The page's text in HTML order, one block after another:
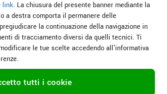
link. La chiusura del presente banner mediante la
a destra comporta il permanere delle
la continuazione della navigazione in
di tracciamento diversi da quelli tecnici. Ti
le tue scelte accedendo all’informativa
tutti i cookie
Fondo I non filtrati iconici